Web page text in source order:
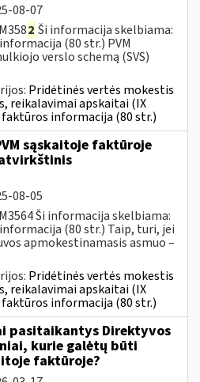
08-07
2 Ši informacija skelbiama:
(80 str.) PVM
verslo schemą (SVS)
Pridėtinės vertės mokestis
reikalavimai apskaitai (IX
faktūros informacija (80 str.)
sąskaitoje faktūroje
08-05
Ši informacija skelbiama:
(80 str.) Taip, turi, jei
apmokestinamasis asmuo –
Pridėtinės vertės mokestis
reikalavimai apskaitai (IX
faktūros informacija (80 str.)
pasitaikantys Direktyvos
kurie galėtų būti
faktūroje?